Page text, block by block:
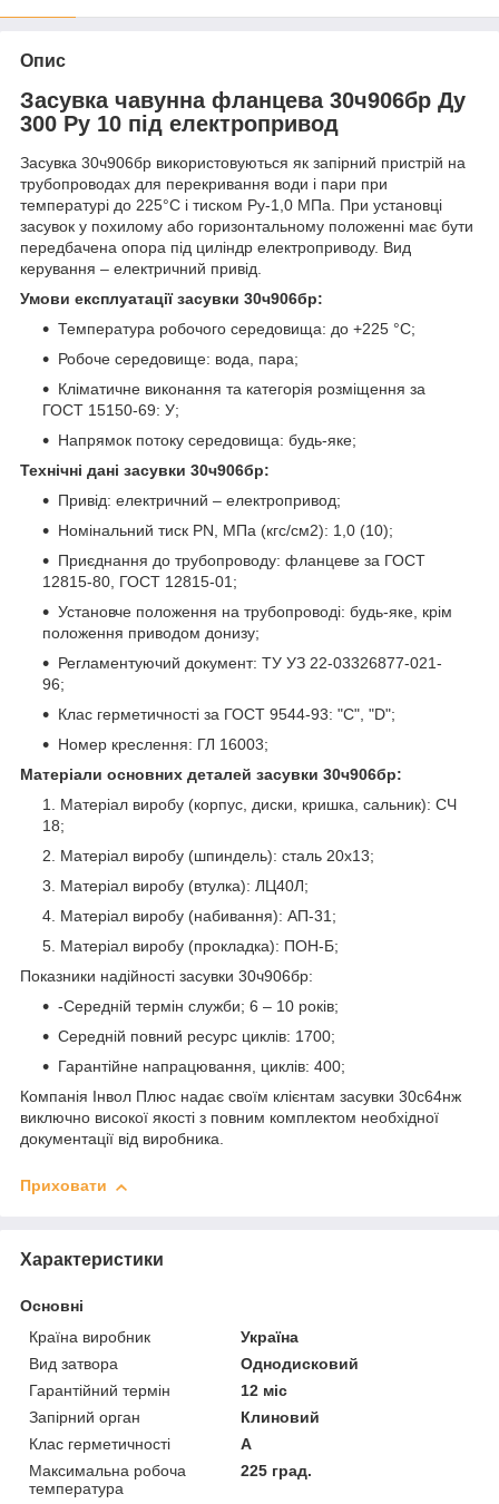
Опис
Засувка чавунна фланцева 30ч906бр Ду
300 Ру 10 під електропривод
Засувка 30ч906бр використовуються як запірний пристрій на
трубопроводах для перекривання води і пари при
температурі до 225°С і тиском Ру-1,0 МПа. При установці
засувок у похилому або горизонтальному положенні має бути
передбачена опора під циліндр електроприводу. Вид
керування – електричний привід.
Умови експлуатації засувки 30ч906бр:
Температура робочого середовища: до +225 °С;
Робоче середовище: вода, пара;
Кліматичне виконання та категорія розміщення за
ГОСТ 15150-69: У;
Напрямок потоку середовища: будь-яке;
Технічні дані засувки 30ч906бр:
Привід: електричний – електропривод;
Номінальний тиск PN, МПа (кгс/см2): 1,0 (10);
Приєднання до трубопроводу: фланцеве за ГОСТ
12815-80, ГОСТ 12815-01;
Установче положення на трубопроводі: будь-яке, крім
положення приводом донизу;
Регламентуючий документ: ТУ УЗ 22-03326877-021-
96;
Клас герметичності за ГОСТ 9544-93: "С", "D";
Номер креслення: ГЛ 16003;
Матеріали основних деталей засувки 30ч906бр:
Матеріал виробу (корпус, диски, кришка, сальник): СЧ
18;
Матеріал виробу (шпиндель): сталь 20х13;
Матеріал виробу (втулка): ЛЦ40Л;
Матеріал виробу (набивання): АП-31;
Матеріал виробу (прокладка): ПОН-Б;
Показники надійності засувки 30ч906бр:
-Середній термін служби; 6 – 10 років;
Середній повний ресурс циклів: 1700;
Гарантійне напрацювання, циклів: 400;
Компанія Інвол Плюс надає своїм клієнтам засувки 30с64нж
виключно високої якості з повним комплектом необхідної
документації від виробника.
Приховати
Характеристики
Основні
Країна виробник
Україна
Вид затвора
Однодисковий
Гарантійний термін
12 міс
Запірний орган
Клиновий
Клас герметичності
А
Максимальна робоча
температура
225 град.